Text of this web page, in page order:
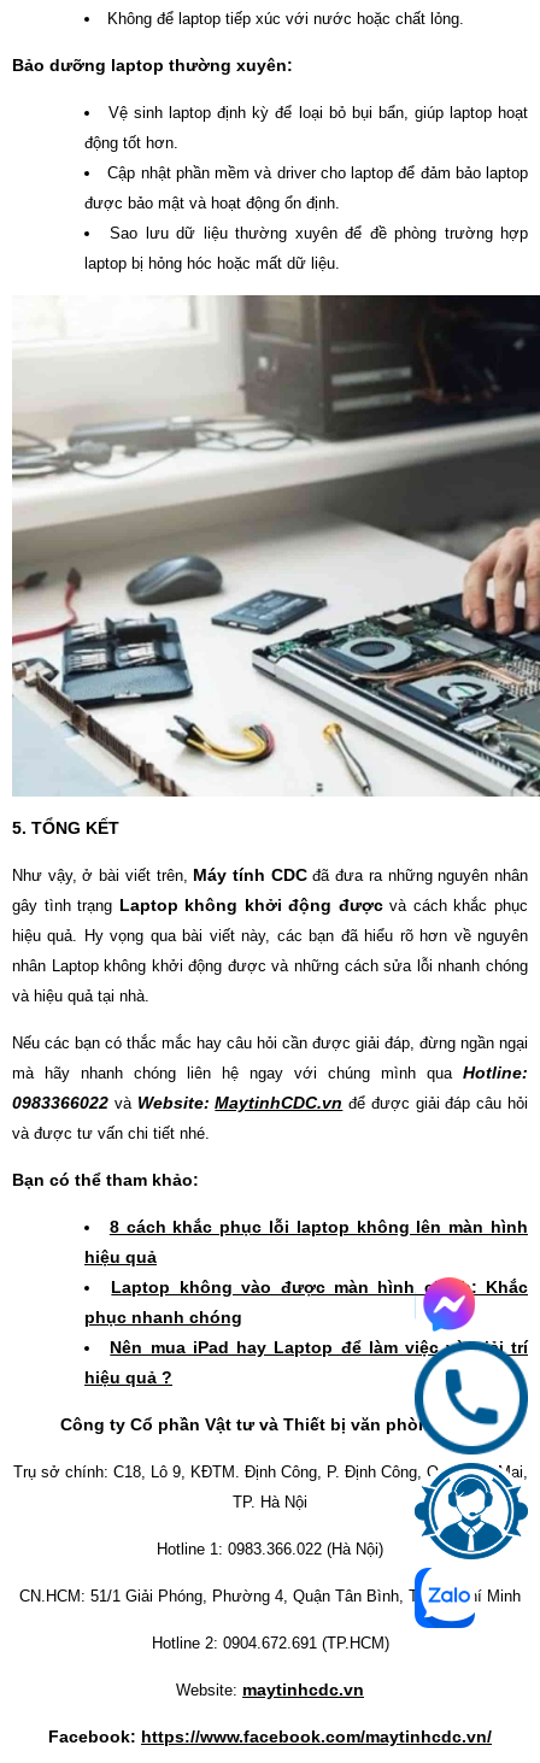
Không để laptop tiếp xúc với nước hoặc chất lỏng.
Bảo dưỡng laptop thường xuyên:
Vệ sinh laptop định kỳ để loại bỏ bụi bẩn, giúp laptop hoạt
động tốt hơn.
Cập nhật phần mềm và driver cho laptop để đảm bảo laptop
được bảo mật và hoạt động ổn định.
Sao lưu dữ liệu thường xuyên để đề phòng trường hợp
laptop bị hỏng hóc hoặc mất dữ liệu.
5. TỔNG KẾT
Như vậy, ở bài viết trên, Máy tính CDCđã đưa ra những nguyên nhân
gây tình trạng Laptop không khởi động đượcvà cách khắc phục
hiệu quả. Hy vọng qua bài viết này, các bạn đã hiểu rõ hơn về nguyên
nhân Laptop không khởi động được và những cách sửa lỗi nhanh chóng
và hiệu quả tại nhà.
Nếu các bạn có thắc mắc hay câu hỏi cần được giải đáp, đừng ngần ngại
mà hãy nhanh chóng liên hệ ngay với chúng mình qua Hotline:
0983366022 và Website:MaytinhCDC.vn để được giải đáp câu hỏi
và được tư vấn chi tiết nhé.
Bạn có thể tham khảo:
8 cách khắc phục lỗi laptop không lên màn hình
hiệu quả
Laptop không vào được màn hình chính: Khắc
phục nhanh chóng
Nên mua iPad hay Laptop để làm việc và giải trí
hiệu quả ?
Công ty Cổ phần Vật tư và Thiết bị văn phòng CDC
Trụ sở chính: C18, Lô 9, KĐTM. Định Công, P. Định Công, Q. Hoàng Mai,
TP. Hà Nội
Hotline 1: 0983.366.022 (Hà Nội)
CN.HCM: 51/1 Giải Phóng, Phường 4, Quận Tân Bình, TP Hồ Chí Minh
Hotline 2: 0904.672.691 (TP.HCM)
Website: maytinhcdc.vn
Facebook: https://www.facebook.com/maytinhcdc.vn/